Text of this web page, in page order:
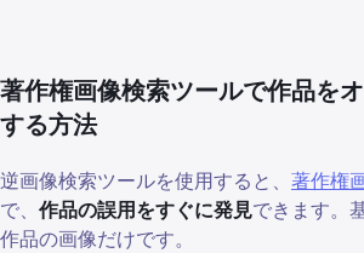
著作権画像検索ツールで作品を
する方法
逆画像検索ツールを使用すると、 著作権
で、 作品の誤用をすぐに発見できます。
作品の画像だけです。